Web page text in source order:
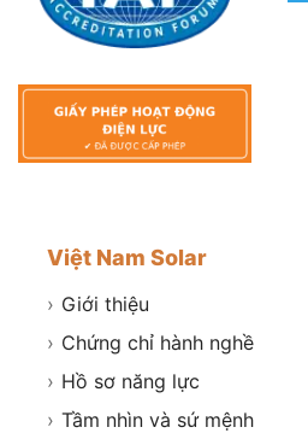
Việt Nam Solar
› Giới thiệu
› Chứng chỉ hành nghề
› Hồ sơ năng lực
› Tầm nhìn và sứ mệnh